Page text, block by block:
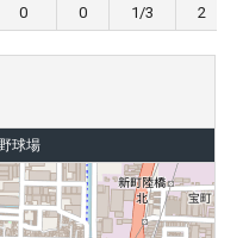
0 0 1/3 2
球場